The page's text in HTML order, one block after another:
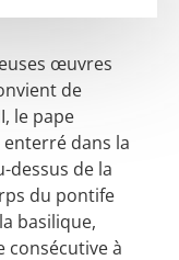
œuvres
de
le pape
dans la
dessus de la
du pontife
basilique,
consécutive à